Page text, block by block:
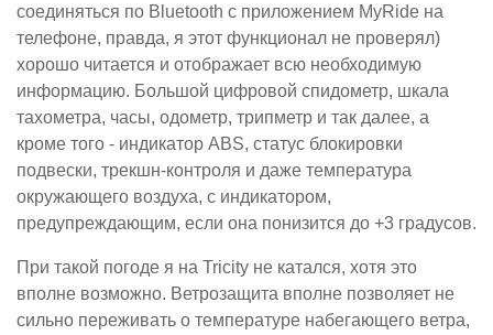
соединяться по Bluetooth с приложением MyRide на
телефоне, правда, я этот функционал не проверял)
хорошо читается и отображает всю необходимую
информацию. Большой цифровой спидометр, шкала
тахометра, часы, одометр, трипметр и так далее, а
кроме того - индикатор ABS, статус блокировки
подвески, трекшн-контроля и даже температура
окружающего воздуха, с индикатором,
предупреждающим, если она понизится до +3 градусов.
При такой погоде я на Tricity не катался, хотя это
вполне возможно. Ветрозащита вполне позволяет не
сильно переживать о температуре набегающего ветра,